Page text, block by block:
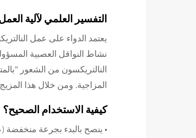
التفسير العلمي لآلية
يعتمد الدواء على عمل
نشاط النواقل العصبية
النالتريكسون من الشعور
المزاجية. ومن خلال هذا
كيفية الاستخدام الصحيح؟
• ينصح بالبدء بجرعة منخفضة